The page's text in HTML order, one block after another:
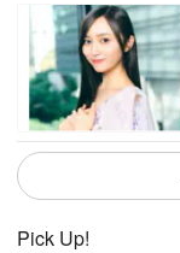
Pick Up!